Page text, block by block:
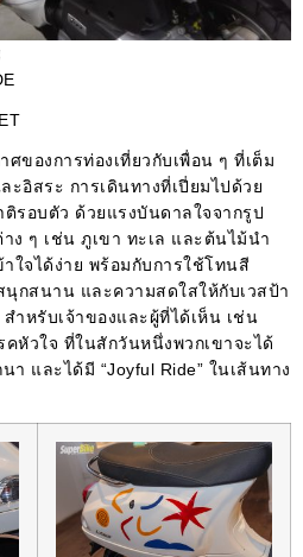
ศของการท่องเที่ยวกับเพื่อน ๆ ที่เต็ม
ะอิสระ การเดินทางที่เปี่ยมไปด้วย
รอบตัว ด้วยแรงบันดาลใจจากรูป
ง ๆ เช่น ภูเขา ทะเล และต้นไม้นํา
ใจได้ง่าย พร้อมกับการใช้โทนสี
นุกสนาน และความสดใสให้กับเวสป้า
าหรับเจ้าของและผู้ที่ได้เห็น เช่น
คหัวใจ ที่ในสักวันหนึ่งพวกเขาจะได้
และได้มี “Joyful Ride” ในเส้นทาง